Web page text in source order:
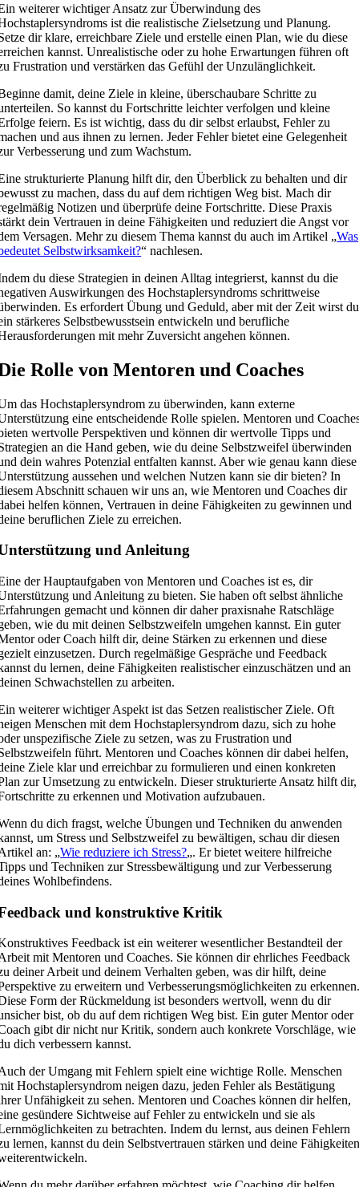
weiterer wichtiger Ansatz zur Überwindung des
ist die realistische Zielsetzung und Planung.
dir klare, erreichbare Ziele und erstelle einen Plan, wie du diese
kannst. Unrealistische oder zu hohe Erwartungen führen oft
Frustration und verstärken das Gefühl der Unzulänglichkeit.
damit, deine Ziele in kleine, überschaubare Schritte zu
So kannst du Fortschritte leichter verfolgen und kleine
feiern. Es ist wichtig, dass du dir selbst erlaubst, Fehler zu
und aus ihnen zu lernen. Jeder Fehler bietet eine Gelegenheit
Verbesserung und zum Wachstum.
strukturierte Planung hilft dir, den Überblick zu behalten und dir
zu machen, dass du auf dem richtigen Weg bist. Mach dir
Notizen und überprüfe deine Fortschritte. Diese Praxis
dein Vertrauen in deine Fähigkeiten und reduziert die Angst vor
Versagen. Mehr zu diesem Thema kannst du auch im Artikel „Was
Selbstwirksamkeit?“ nachlesen.
du diese Strategien in deinen Alltag integrierst, kannst du die
Auswirkungen des Hochstaplersyndroms schrittweise
Es erfordert Übung und Geduld, aber mit der Zeit wirst du
stärkeres Selbstbewusstsein entwickeln und berufliche
mit mehr Zuversicht angehen können.
Rolle von Mentoren und Coaches
das Hochstaplersyndrom zu überwinden, kann externe
eine entscheidende Rolle spielen. Mentoren und
wertvolle Perspektiven und können dir wertvolle Tipps und
an die Hand geben, wie du deine Selbstzweifel überwinden
dein wahres Potenzial entfalten kannst. Aber wie genau kann diese
aussehen und welchen Nutzen kann sie dir bieten? In
Abschnitt schauen wir uns an, wie Mentoren und Coaches dir
helfen können, Vertrauen in deine Fähigkeiten zu gewinnen und
beruflichen Ziele zu erreichen.
und Anleitung
der Hauptaufgaben von Mentoren und Coaches ist es, dir
und Anleitung zu bieten. Sie haben oft selbst ähnliche
gemacht und können dir daher praxisnahe Ratschläge
wie du mit deinen Selbstzweifeln umgehen kannst. Ein guter
oder Coach hilft dir, deine Stärken zu erkennen und diese
einzusetzen. Durch regelmäßige Gespräche und Feedback
du lernen, deine Fähigkeiten realistischer einzuschätzen und an
Schwachstellen zu arbeiten.
weiterer wichtiger Aspekt ist das Setzen realistischer Ziele. Oft
Menschen mit dem Hochstaplersyndrom dazu, sich zu hohe
unspezifische Ziele zu setzen, was zu Frustration und
führt. Mentoren und Coaches können dir dabei helfen,
Ziele klar und erreichbar zu formulieren und einen konkreten
zur Umsetzung zu entwickeln. Dieser strukturierte Ansatz hilft dir,
zu erkennen und Motivation aufzubauen.
du dich fragst, welche Übungen und Techniken du anwenden
um Stress und Selbstzweifel zu bewältigen, schau dir diesen
an: „Wie reduziere ich Stress?„. Er bietet weitere hilfreiche
und Techniken zur Stressbewältigung und zur Verbesserung
Wohlbefindens.
und konstruktive Kritik
Feedback ist ein weiterer wesentlicher Bestandteil der
mit Mentoren und Coaches. Sie können dir ehrliches Feedback
deiner Arbeit und deinem Verhalten geben, was dir hilft, deine
zu erweitern und Verbesserungsmöglichkeiten zu
Form der Rückmeldung ist besonders wertvoll, wenn du dir
bist, ob du auf dem richtigen Weg bist. Ein guter Mentor oder
gibt dir nicht nur Kritik, sondern auch konkrete Vorschläge, wie
dich verbessern kannst.
der Umgang mit Fehlern spielt eine wichtige Rolle. Menschen
Hochstaplersyndrom neigen dazu, jeden Fehler als Bestätigung
Unfähigkeit zu sehen. Mentoren und Coaches können dir helfen,
gesündere Sichtweise auf Fehler zu entwickeln und sie als
zu betrachten. Indem du lernst, aus deinen Fehlern
lernen, kannst du dein Selbstvertrauen stärken und deine